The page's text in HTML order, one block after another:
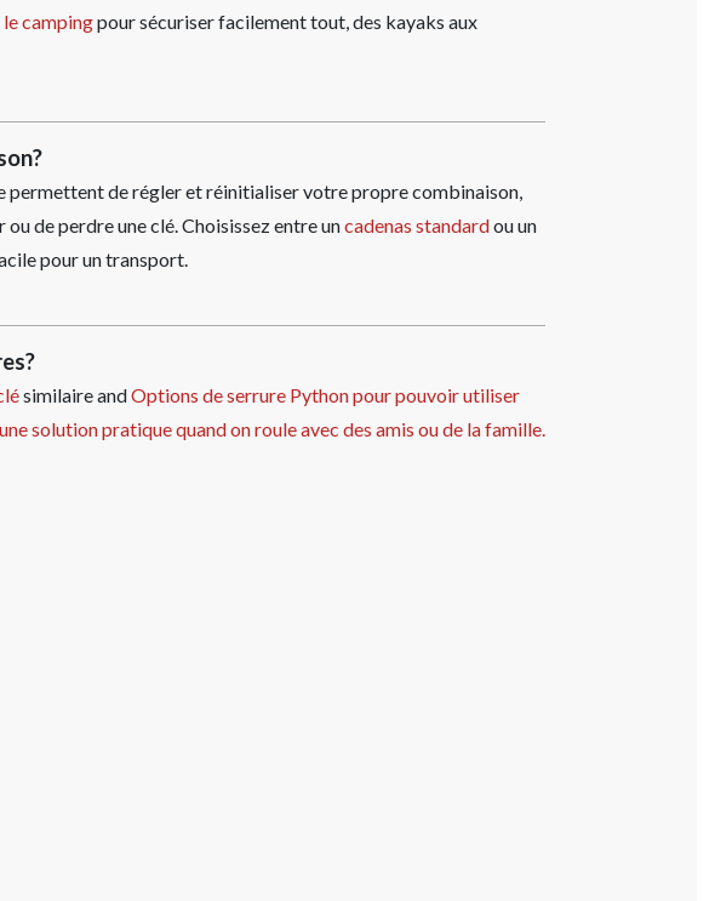
le campingpour sécuriser facilement tout, des kayaks aux
permettent de régler et réinitialiser votre propre combinaison,
de perdre une clé. Choisissez entre uncadenas standardou un
pour un transport.
similaireandOptions de serrure Python pour pouvoir utiliser
solution pratique quand on roule avec des amis ou de la famille.